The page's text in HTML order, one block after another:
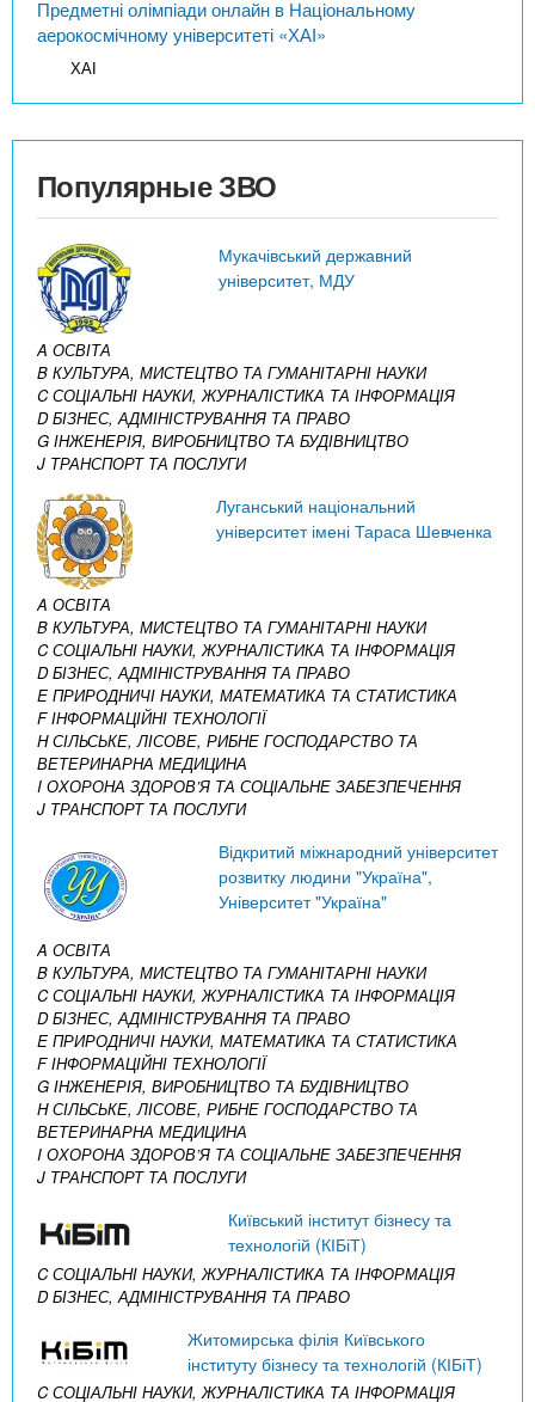
Предметні олімпіади онлайн в Національному
аерокосмічному університеті «ХАІ»
ХАІ
Популярные ЗВО
Мукачівський державний
університет, МДУ
A ОСВІТА
B КУЛЬТУРА, МИСТЕЦТВО ТА ГУМАНІТАРНІ НАУКИ
C СОЦІАЛЬНІ НАУКИ, ЖУРНАЛІСТИКА ТА ІНФОРМАЦІЯ
D БІЗНЕС, АДМІНІСТРУВАННЯ ТА ПРАВО
G ІНЖЕНЕРІЯ, ВИРОБНИЦТВО ТА БУДІВНИЦТВО
J ТРАНСПОРТ ТА ПОСЛУГИ
Луганський національний
університет імені Тараса Шевченка
A ОСВІТА
B КУЛЬТУРА, МИСТЕЦТВО ТА ГУМАНІТАРНІ НАУКИ
C СОЦІАЛЬНІ НАУКИ, ЖУРНАЛІСТИКА ТА ІНФОРМАЦІЯ
D БІЗНЕС, АДМІНІСТРУВАННЯ ТА ПРАВО
E ПРИРОДНИЧІ НАУКИ, МАТЕМАТИКА ТА СТАТИСТИКА
F ІНФОРМАЦІЙНІ ТЕХНОЛОГІЇ
H СІЛЬСЬКЕ, ЛІСОВЕ, РИБНЕ ГОСПОДАРСТВО ТА
ВЕТЕРИНАРНА МЕДИЦИНА
I ОХОРОНА ЗДОРОВ’Я ТА СОЦІАЛЬНЕ ЗАБЕЗПЕЧЕННЯ
J ТРАНСПОРТ ТА ПОСЛУГИ
Відкритий міжнародний університет
розвитку людини "Україна",
Університет "Україна"
A ОСВІТА
B КУЛЬТУРА, МИСТЕЦТВО ТА ГУМАНІТАРНІ НАУКИ
C СОЦІАЛЬНІ НАУКИ, ЖУРНАЛІСТИКА ТА ІНФОРМАЦІЯ
D БІЗНЕС, АДМІНІСТРУВАННЯ ТА ПРАВО
E ПРИРОДНИЧІ НАУКИ, МАТЕМАТИКА ТА СТАТИСТИКА
F ІНФОРМАЦІЙНІ ТЕХНОЛОГІЇ
G ІНЖЕНЕРІЯ, ВИРОБНИЦТВО ТА БУДІВНИЦТВО
H СІЛЬСЬКЕ, ЛІСОВЕ, РИБНЕ ГОСПОДАРСТВО ТА
ВЕТЕРИНАРНА МЕДИЦИНА
I ОХОРОНА ЗДОРОВ’Я ТА СОЦІАЛЬНЕ ЗАБЕЗПЕЧЕННЯ
J ТРАНСПОРТ ТА ПОСЛУГИ
Київський інститут бізнесу та
технологій (КІБіТ)
C СОЦІАЛЬНІ НАУКИ, ЖУРНАЛІСТИКА ТА ІНФОРМАЦІЯ
D БІЗНЕС, АДМІНІСТРУВАННЯ ТА ПРАВО
Житомирська філія Київського
інституту бізнесу та технологій (КІБіТ)
C СОЦІАЛЬНІ НАУКИ, ЖУРНАЛІСТИКА ТА ІНФОРМАЦІЯ